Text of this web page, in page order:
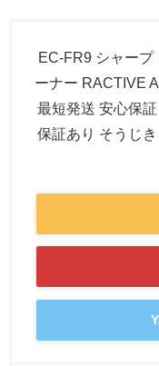
EC-FR9 シャープ
ーナー RACTIVE
最短発送 安心保
保証あり そうじ